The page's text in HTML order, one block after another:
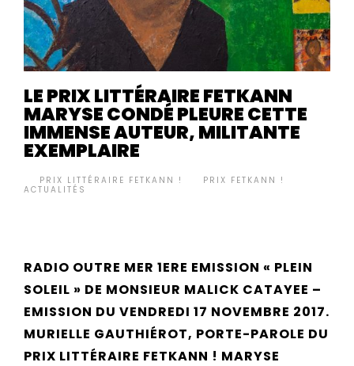
LE PRIX LITTÉRAIRE FETKANN
MARYSE CONDÉ PLEURE CETTE
IMMENSE AUTEUR, MILITANTE
EXEMPLAIRE
PRIX LITTÉRAIRE FETKANN ! PRIX FETKANN !
ACTUALITÉS
RADIO OUTRE MER 1ERE EMISSION « PLEIN
SOLEIL » DE MONSIEUR MALICK CATAYEE –
EMISSION DU VENDREDI 17 NOVEMBRE 2017.
MURIELLE GAUTHIÉROT, PORTE-PAROLE DU
PRIX LITTÉRAIRE FETKANN ! MARYSE